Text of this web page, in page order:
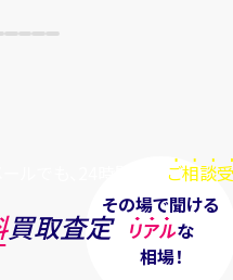
ご相談
その場で聞ける
リアルな
相場！
買取査定